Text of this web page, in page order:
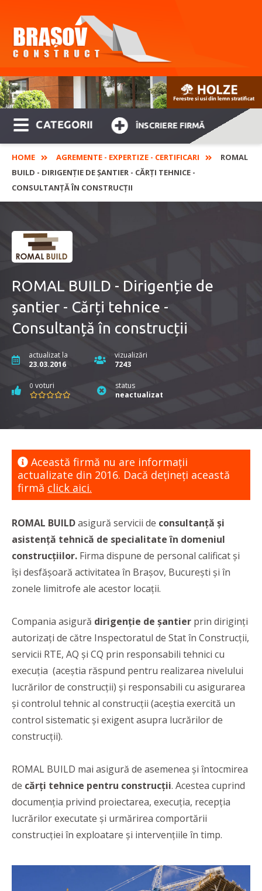
CATEGORII ÎNSCRIERE FIRMĂ
HOME AGREMENTE - EXPERTIZE - CERTIFICARI
ROMAL
BUILD - DIRIGENȚIE DE ȘANTIER - CĂRȚI TEHNICE -
CONSULTANȚĂ ÎN CONSTRUCȚII
ROMAL BUILD - Dirigenție de
șantier - Cărți tehnice -
Consultanță în construcții
actualizat la
23.03.2016
vizualizări
7243
0 voturi
status
neactualizat
Această firmă nu are informaţii
actualizate din 2016. Dacă dețineți această
firmă click aici.
ROMAL BUILDasigură servicii de consultanță și
asistență tehnică de specialitate în domeniul
construcțiilor. Firma dispune de personal calificat și
își desfășoară activitatea în Brașov, București și în
zonele limitrofe ale acestor locații.
Compania asigură dirigenție de șantier prin diriginți
autorizați de către Inspectoratul de Stat în Construcții,
servicii RTE, AQ și CQ prin responsabili tehnici cu
execuția (aceștia răspund pentru realizarea nivelului
lucrărilor de construcții) și responsabili cu asigurarea
și controlul tehnic al construcții (aceștia exercită un
control sistematic și exigent asupra lucrărilor de
construcții).
ROMAL BUILD mai asigură de asemenea și întocmirea
de cărți tehnice pentru construcții. Acestea cuprind
documenția privind proiectarea, execuția, recepția
lucrărilor executate și urmărirea comportării
construcției în exploatare și intervențiile în timp.